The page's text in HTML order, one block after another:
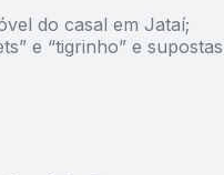
do casal em Jataí;
e “tigrinho” e supostas